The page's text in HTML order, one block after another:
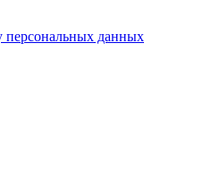
персональных данных